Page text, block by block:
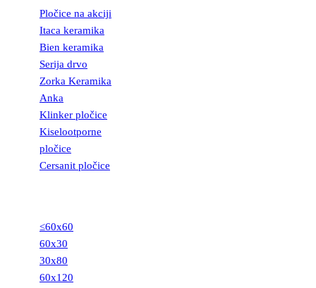
Pločice na akciji
Itaca keramika
Bien keramika
Serija drvo
Zorka Keramika
Anka
Klinker pločice
Kiselootporne
pločice
Cersanit pločice
≤60x60
60x30
30x80
60x120